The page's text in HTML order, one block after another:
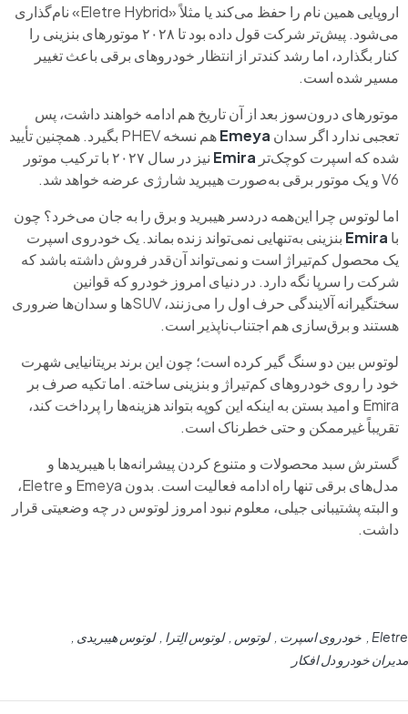
اروپایی همین نام را حفظ می‌کند یا مثلاً «Eletre Hybrid» نام‌گذاری
می‌شود. پیش‌تر شرکت قول داده بود تا ۲۰۲۸ موتورهای بنزینی را
کنار بگذارد، اما رشد کندتر از انتظار خودروهای برقی باعث تغییر
مسیر شده است.
موتورهای درون‌سوز بعد از آن تاریخ هم ادامه خواهند داشت، پس
تعجبی ندارد اگر سدان Emeya
هم نسخه PHEV بگیرد. همچنین تأیید
شده که اسپرت کوچک‌تر Emira
نیز در سال ۲۰۲۷ با ترکیب موتور
V6 و یک موتور برقی به‌صورت هیبرید شارژی عرضه خواهد شد.
اما لوتوس چرا این‌همه دردسر هیبرید و برق را به جان می‌خرد؟ چون
با Emira بنزینی به‌تنهایی نمی‌تواند زنده بماند. یک خودروی اسپرت
یک محصول کم‌تیراژ است و نمی‌تواند آن‌قدر فروش داشته باشد که
شرکت را سرپا نگه دارد. در دنیای امروز خودرو که قوانین
سختگیرانه آلایندگی حرف اول را می‌زنند، SUVها و سدان‌ها ضروری
هستند و برق‌سازی هم اجتناب‌ناپذیر است.
لوتوس بین دو سنگ گیر کرده است؛ چون این برند بریتانیایی شهرت
خود را روی خودروهای کم‌تیراژ و بنزینی ساخته. اما تکیه صرف بر
Emira و امید بستن به اینکه این کوپه بتواند هزینه‌ها را پرداخت کند،
تقریباً غیرممکن و حتی خطرناک است.
گسترش سبد محصولات و متنوع کردن پیشرانه‌ها با هیبریدها و
مدل‌های برقی تنها راه ادامه فعالیت است. بدون Emeya و Eletre،
و البته پشتیبانی جیلی، معلوم نبود امروز لوتوس در چه وضعیتی قرار
داشت.
Eletre خودروی اسپرت لوتوس لوتوس الِترا
لوتوس هیبریدی
مدیران خودرو دل افکار